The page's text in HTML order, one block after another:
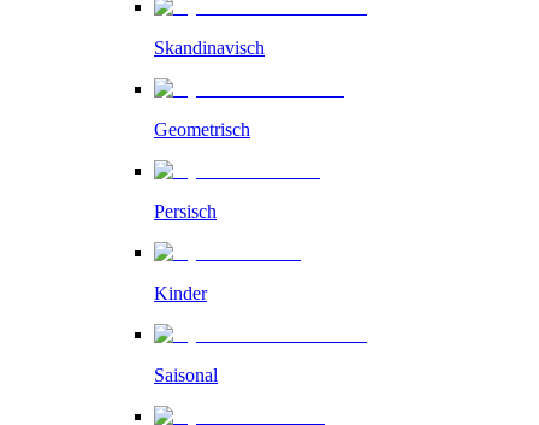
Skandinavisch
Geometrisch
Persisch
Kinder
Saisonal